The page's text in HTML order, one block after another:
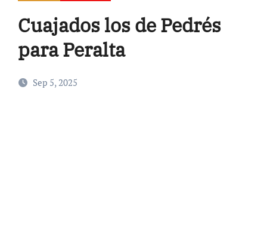
Cuajados los de Pedrés
para Peralta
Sep 5, 2025